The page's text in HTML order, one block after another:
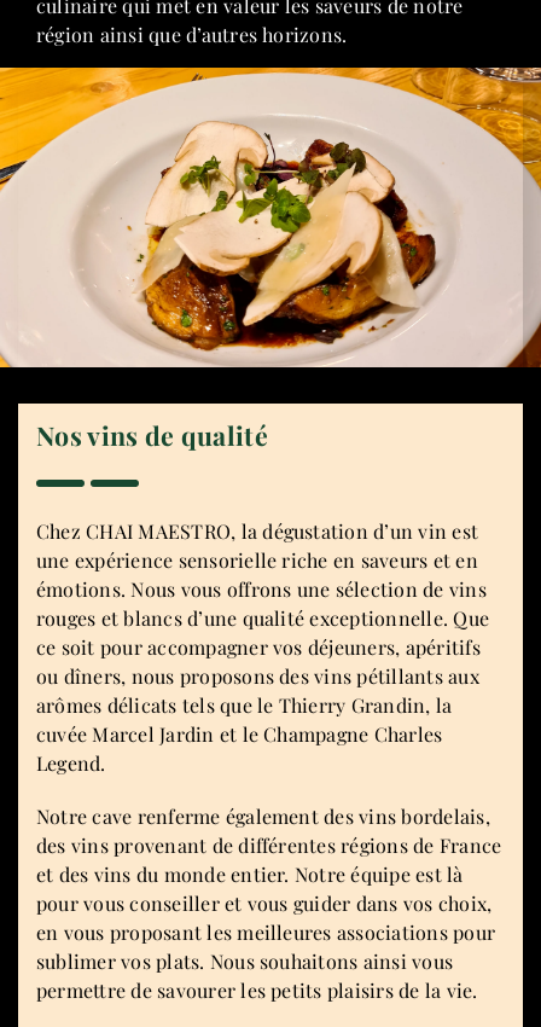
culinaire qui met en valeur les saveurs de notre
région ainsi que d’autres horizons.
Nos vins de qualité
Chez CHAI MAESTRO, la dégustation d’un vin est
une expérience sensorielle riche en saveurs et en
émotions. Nous vous offrons une sélection de vins
rouges et blancs d’une qualité exceptionnelle. Que
ce soit pour accompagner vos déjeuners, apéritifs
ou dîners, nous proposons des vins pétillants aux
arômes délicats tels que le Thierry Grandin, la
cuvée Marcel Jardin et le Champagne Charles
Legend.
Notre cave renferme également des vins bordelais,
des vins provenant de différentes régions de France
et des vins du monde entier. Notre équipe est là
pour vous conseiller et vous guider dans vos choix,
en vous proposant les meilleures associations pour
sublimer vos plats. Nous souhaitons ainsi vous
permettre de savourer les petits plaisirs de la vie.